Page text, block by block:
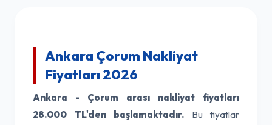
Ankara Çorum Nakliyat
Fiyatları 2026
Ankara - Çorum arası nakliyat fiyatları
28.000 TL'den başlamaktadır. Bu fiyatlar